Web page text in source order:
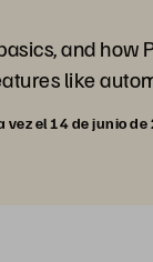
and
like
el 14 de junio de